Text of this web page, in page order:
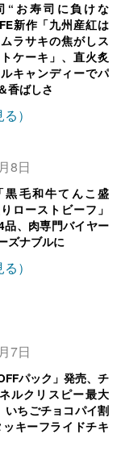
“お寿司に負けな
新作「九州産紅は
ラサキの焦がしス
ケーキ」、直火炙
キャンディーでパ
香ばしさ
）
8日
黒毛和牛てんこ盛
ローストビーフ」
品、肉専門バイヤー
ズナブルに
）
7日
パック」発売、チ
ルクリスピー最大
いちごチョコパイ割
キーフライドチキ